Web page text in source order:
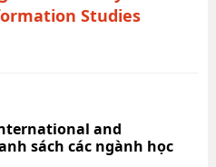
Studies
and
sách các ngành học